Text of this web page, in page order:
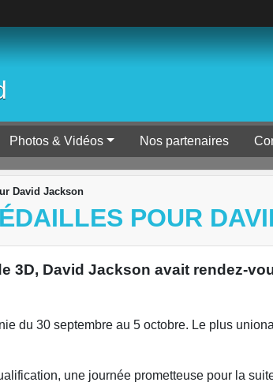
Photos & Vidéos Nos partenaires
David Jackson
POUR
3D, David Jackson avait rendez-
du 30 septembre au 5 octobre. Le plus
une journée prometteuse pour la